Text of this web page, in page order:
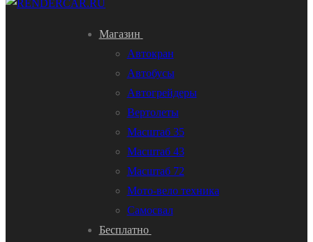
Магазин
Автокран
Автобусы
Автогрейдеры
Вертолеты
Масштаб 35
Масштаб 43
Масштаб 72
Мото-вело техника
Самосвал
Бесплатно